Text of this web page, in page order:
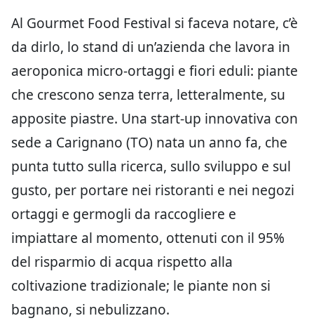
Al Gourmet Food Festival si faceva notare, c’è
da dirlo, lo stand di un’azienda che lavora in
aeroponica micro-ortaggi e fiori eduli: piante
che crescono senza terra, letteralmente, su
apposite piastre. Una start-up innovativa con
sede a Carignano (TO) nata un anno fa, che
punta tutto sulla ricerca, sullo sviluppo e sul
gusto, per portare nei ristoranti e nei negozi
ortaggi e germogli da raccogliere e
impiattare al momento, ottenuti con il 95%
del risparmio di acqua rispetto alla
coltivazione tradizionale; le piante non si
bagnano, si nebulizzano.